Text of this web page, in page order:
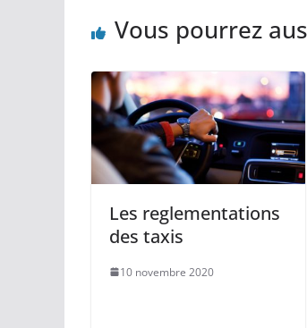
Vous pourrez
Les reglementations
des taxis
10 novembre 2020